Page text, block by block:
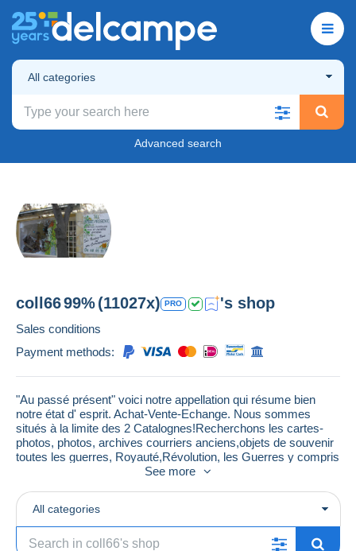
All categories
Advanced search
coll6699%(11027x) PRO 's shop
Sales conditions
Payment methods:
"Au passé présent" voici notre appellation qui résume bien
notre état d' esprit. Achat-Vente-Echange. Nous sommes
situés à la limite des 2 Catalognes!Recherchons les cartes-
photos, photos, archives courriers anciens,objets de souvenir
toutes les guerres, Royauté,Révolution, les Guerres y compris
et surtout guerre d'Espagne, Indochine,Algérie,Mexique,1870
anciennes COLONIES,belles publicités,Franc-Maçon et
compagnon,plis,insignes et décorations, exploration
expéditions,propagandes et pourquoi pas les nus originaux,
femmes en bas sexy, curiosa et pornographie, le tout
See more
All categories